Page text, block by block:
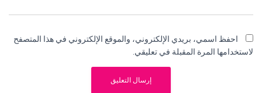
احفظ اسمي، بريدي الإلكتروني، والموقع الإلكتروني في هذا المتصفح
لاستخدامها المرة المقبلة في تعليقي.